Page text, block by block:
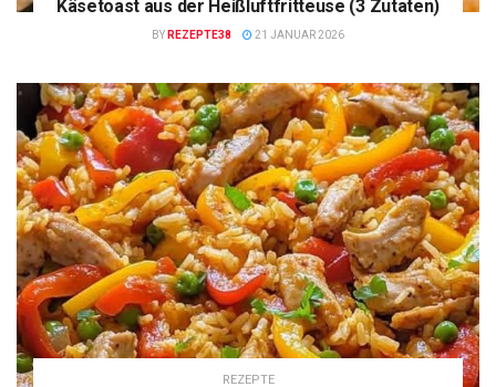
Käsetoast aus der Heißluftfritteuse (3 Zutaten)
BY REZEPTE38 21 JANUAR 2026
REZEPTE